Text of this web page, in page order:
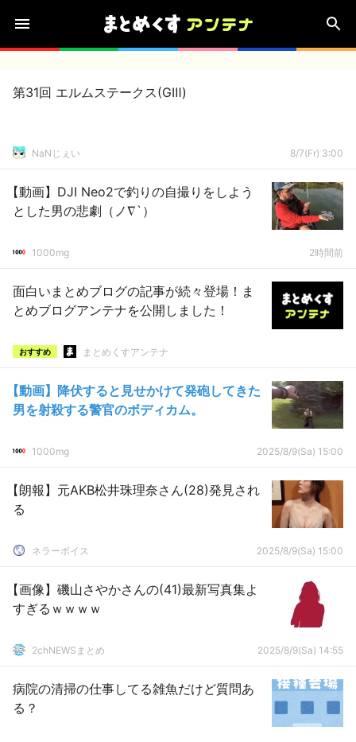
第31回 エルムステークス(GⅢ)
NaNじぇい 8/7(Fr) 3:00
【動画】DJI Neo2で釣りの自撮りをしよう
とした男の悲劇（ノ∇`）
1000mg 2時間前
面白いまとめブログの記事が続々登場！ま
とめブログアンテナを公開しました！
おすすめ まとめくすアンテナ
【動画】降伏すると見せかけて発砲してきた
男を射殺する警官のボディカム。
1000mg 2025/8/9(Sa) 15:00
【朗報】元AKB松井珠理奈さん(28)発見され
る
ネラーボイス 2025/8/9(Sa) 15:00
【画像】磯山さやかさんの(41)最新写真集よ
すぎるｗｗｗｗ
2chNEWSまとめ 2025/8/9(Sa) 14:55
病院の清掃の仕事してる雑魚だけど質問あ
る？